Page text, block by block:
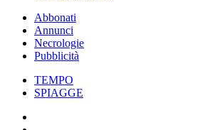
Abbonati
Annunci
Necrologie
Pubblicità
TEMPO
SPIAGGE